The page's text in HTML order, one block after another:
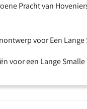
Pracht van
voor Een Lange
voor een Lange Smalle